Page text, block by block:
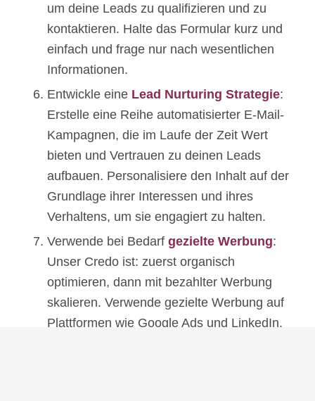
um deine Leads zu qualifizieren und zu
kontaktieren. Halte das Formular kurz und
einfach und frage nur nach wesentlichen
Informationen.
Entwickle eine Lead Nurturing Strategie:
Erstelle eine Reihe automatisierter E-Mail-
Kampagnen, die im Laufe der Zeit Wert
bieten und Vertrauen zu deinen Leads
aufbauen. Personalisiere den Inhalt auf der
Grundlage ihrer Interessen und ihres
Verhaltens, um sie engagiert zu halten.
Verwende bei Bedarf gezielte Werbung:
Unser Credo ist: zuerst organisch
optimieren, dann mit bezahlter Werbung
skalieren. Verwende gezielte Werbung auf
Plattformen wie Google Ads und LinkedIn,